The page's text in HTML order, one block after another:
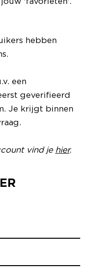
hebben
een
geverifieerd
Je krijgt binnen
vind je hier.